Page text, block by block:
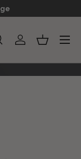
Log indKurv
Menu